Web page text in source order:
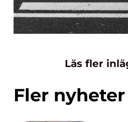
Läs fler
Fler nyheter